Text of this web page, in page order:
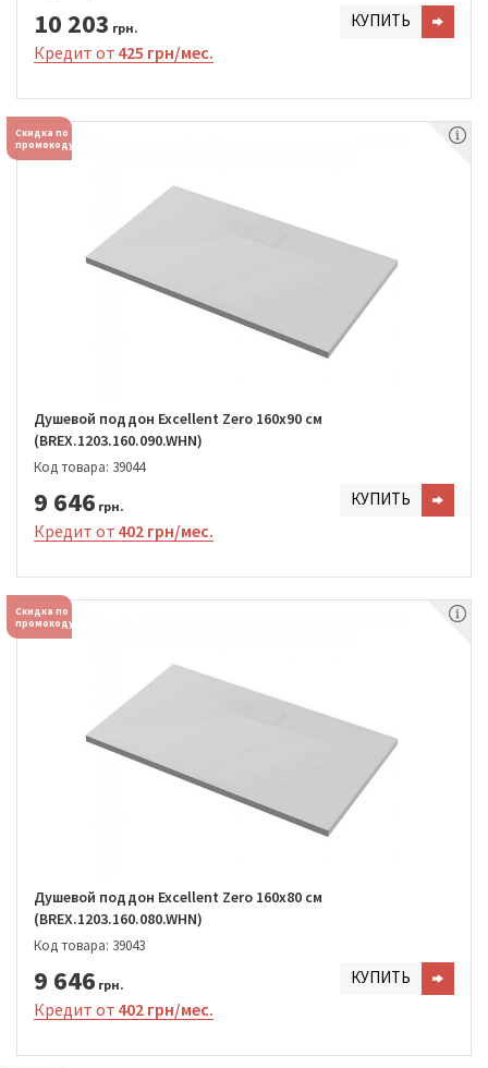
10 203 грн. КУПИТЬ
Кредит от 425 грн/мес.
Скидка по
промокоду
Душевой поддон Excellent Zero 160х90 см
(BREX.1203.160.090.WHN)
Код товара: 39044
9 646 грн. КУПИТЬ
Кредит от 402 грн/мес.
Скидка по
промокоду
Душевой поддон Excellent Zero 160х80 см
(BREX.1203.160.080.WHN)
Код товара: 39043
9 646 грн. КУПИТЬ
Кредит от 402 грн/мес.